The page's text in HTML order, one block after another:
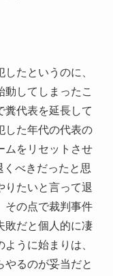
たというのに、
動してしまったこ
糞代表を延長して
した年代の代表の
ムをリセットさせ
くべきだったと思
りたいと言って退
その点で裁判事件
敗だと個人的に凄
うに始まりは、
やるのが妥当だと